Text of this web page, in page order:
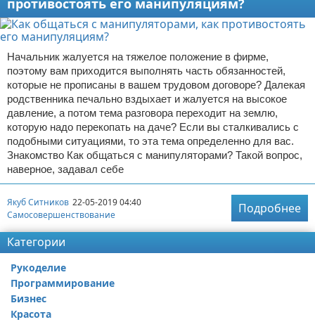
противостоять его манипуляциям?
Начальник жалуется на тяжелое положение в фирме,
поэтому вам приходится выполнять часть обязанностей,
которые не прописаны в вашем трудовом договоре? Далекая
родственника печально вздыхает и жалуется на высокое
давление, а потом тема разговора переходит на землю,
которую надо перекопать на даче? Если вы сталкивались с
подобными ситуациями, то эта тема определенно для вас.
Знакомство Как общаться с манипуляторами? Такой вопрос,
наверное, задавал себе
Якуб Ситников 22-05-2019 04:40
Самосовершенствование
Подробнее
Категории
Рукоделие
Программирование
Бизнес
Красота